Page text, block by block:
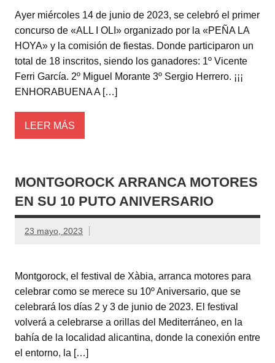
Ayer miércoles 14 de junio de 2023, se celebró el primer
concurso de «ALL I OLI» organizado por la «PEÑA LA
HOYA» y la comisión de fiestas. Donde participaron un
total de 18 inscritos, siendo los ganadores: 1º Vicente
Ferri García. 2º Miguel Morante 3º Sergio Herrero. ¡¡¡
ENHORABUENA A […]
LEER MÁS
MONTGOROCK ARRANCA MOTORES
EN SU 10 PUTO ANIVERSARIO
23 mayo, 2023
Montgorock, el festival de Xàbia, arranca motores para
celebrar como se merece su 10º Aniversario, que se
celebrará los días 2 y 3 de junio de 2023. El festival
volverá a celebrarse a orillas del Mediterráneo, en la
bahía de la localidad alicantina, donde la conexión entre
el entorno, la […]